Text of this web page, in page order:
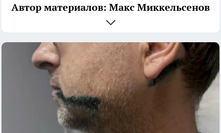
Автор материалов: Макс Миккельсенов